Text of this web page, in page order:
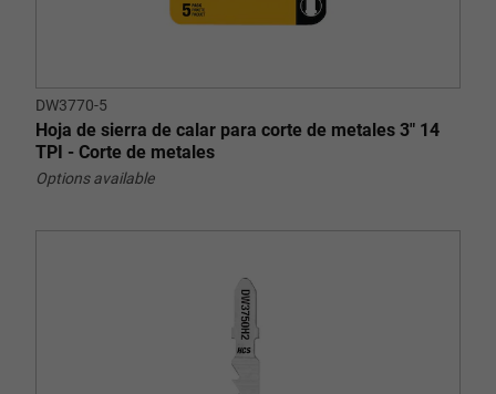
DW3770-5
Hoja de sierra de calar para corte de metales 3" 14
TPI - Corte de metales
Options available